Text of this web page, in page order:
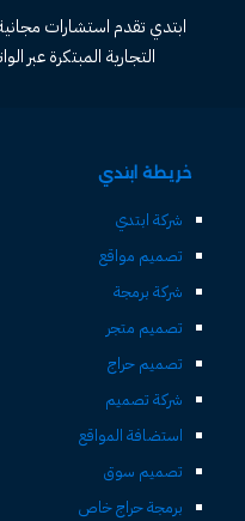
ابتدي تقدم استشارات
التجارية المبتكرة عبر الواتس آب
خريطة ابتدي
شركة ابتدي
تصميم مواقع
شركة برمجة
تصميم متجر
تصميم حراج
شركة تصميم
استضافة المواقع
تصميم سوق
برمجة حراج خاص